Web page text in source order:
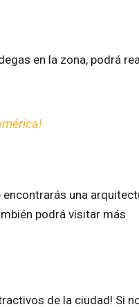
en la zona, podrá
una
podrá visitar más
de la ciudad! Si